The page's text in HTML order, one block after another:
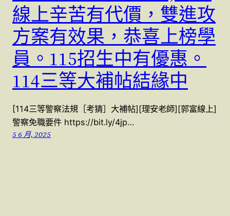
線上辛苦有代價，雙進攻
方案有效果，恭喜上榜學
員。115招生中有優惠。
114三等大補帖結緣中
[114三等警察法規［考猜］大補帖][理安老師][郭富線上]
警察免職要件 https://bit.ly/4jp…
5 6 月, 2025